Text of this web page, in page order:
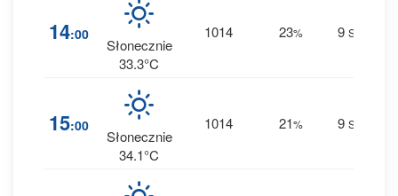
14:00
Słonecznie
33.3°C
1014 23% 9 SW
15:00
Słonecznie
34.1°C
1014 21% 9 SW